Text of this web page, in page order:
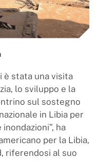
è stata una visita
lo sviluppo e la
sul sostegno
in Libia per
ha
per la Libia,
riferendosi al suo